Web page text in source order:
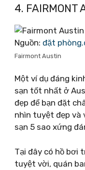
4. FAIRMONT
Nguồn: đặt
Fairmont Austin
Một ví dụ đáng
sạn tốt nhất ở
đẹp để bạn đặt
nhìn tuyệt đẹp và
sạn 5 sao xứng
Tại đây có hồ bơi
tuyệt vời, quán